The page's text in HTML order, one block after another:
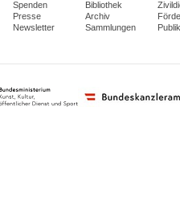
Spenden
Presse
Newsletter
Bibliothek
Archiv
Sammlungen